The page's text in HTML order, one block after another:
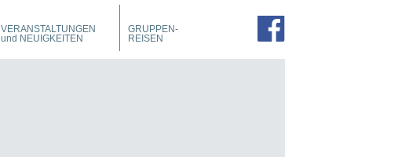
VERANSTALTUNGEN
und NEUIGKEITEN
GRUPPEN-
REISEN
PROSPEKTE
FÜHRUNGEN